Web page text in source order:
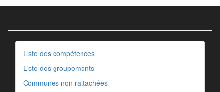
Liste des compétences
Liste des groupements
Communes non rattachées